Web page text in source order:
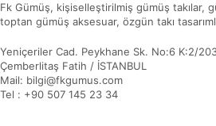
Fk Gümüş, kişiselleştirilmiş gümüş takılar,
toptan gümüş aksesuar, özgün takı
Yeniçeriler Cad. Peykhane Sk. No:6 K:2/
Çemberlitaş Fatih / İSTANBUL
Mail: bilgi@fkgumus.com
Tel : +90 507 145 23 34